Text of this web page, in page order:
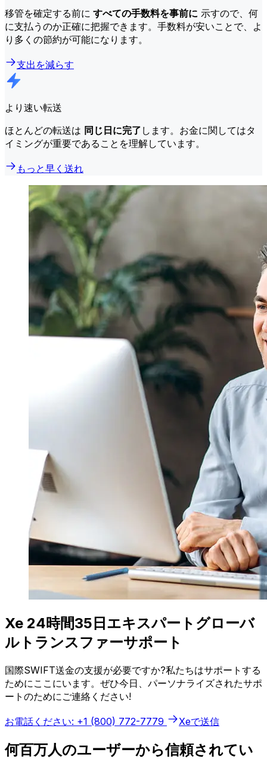
移管を確定する前に すべての手数料を事前に 示すので、何
に支払うのか正確に把握できます。手数料が安いことで、よ
り多くの節約が可能になります。
支出を減らす
より速い転送
ほとんどの転送は 同じ日に完了 します。お金に関してはタ
イミングが重要であることを理解しています。
もっと早く送れ
Xe 24時間35日エキスパートグローバ
ルトランスファーサポート
国際SWIFT送金の支援が必要ですか?私たちはサポートする
ためにここにいます。ぜひ今日、パーソナライズされたサポ
ートのためにご連絡ください!
お電話ください: +1 (800) 772-7779 Xeで送信
何百万人のユーザーから信頼されてい